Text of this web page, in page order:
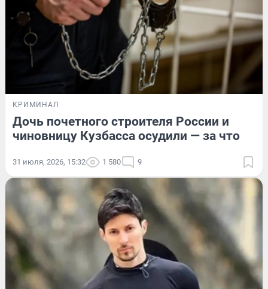
КРИМИНАЛ
Дочь почетного строителя России и
чиновницу Кузбасса осудили — за что
31 июля, 2026, 15:32 1 580 9